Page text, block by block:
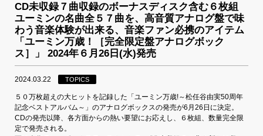
CD未収録７曲収録のボーナスディスク含む６枚組
ユーミンの名曲全５７曲を、高音質アナログ盤で味
わう音楽体験が出来る、音楽ファン必携のアイテム
「ユーミン万歳！［完全限定盤アナログボック
ス］」 2024年６月26日(水)発売
2024.03.22 TOPICS
５０万枚超えの大ヒットを記録した「ユーミン万歳!～松任谷由実50周年
記念ベストアルバム～」のアナログボックスの発売が6月26日に決定。
CDの発売以降、各方面からの熱い要望にお応えし、６枚組、数量完全限
定で発売される。